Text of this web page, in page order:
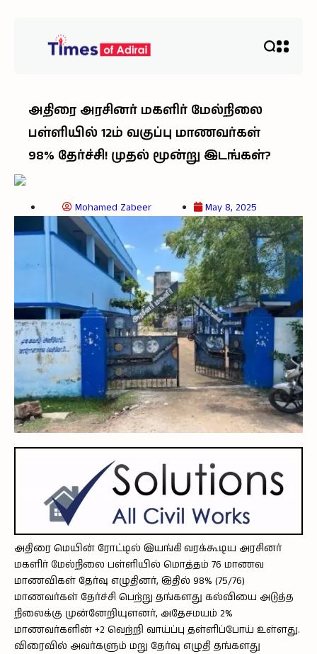
அதிரை அரசினர் மகளிர் மேல்நிலை
பள்ளியில் 12ம் வகுப்பு மாணவர்கள்
98% தேர்ச்சி! முதல் மூன்று இடங்கள்?
Mohamed Zabeer May 8, 2025
அதிரை மெயின் ரோட்டில் இயங்கி வரக்கூடிய அரசினர்
மகளிர் மேல்நிலை பள்ளியில் மொத்தம் 76 மாணவ
மாணவிகள் தேர்வு எழுதினர், இதில் 98% (75/76)
மாணவர்கள் தேர்ச்சி பெற்று தங்களது கல்வியை அடுத்த
நிலைக்கு முன்னேறியுளனர், அதேசமயம் 2%
மாணவர்களின் +2 வெற்றி வாய்ப்பு தள்ளிப்போய் உள்ளது.
விரைவில் அவர்களும் மறு தேர்வு எழுதி தங்களது